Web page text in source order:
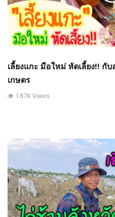
เลี้ยงแกะ มือใหม่ หัดเลี้ยง!! กั
เกษตร
1.67K Views